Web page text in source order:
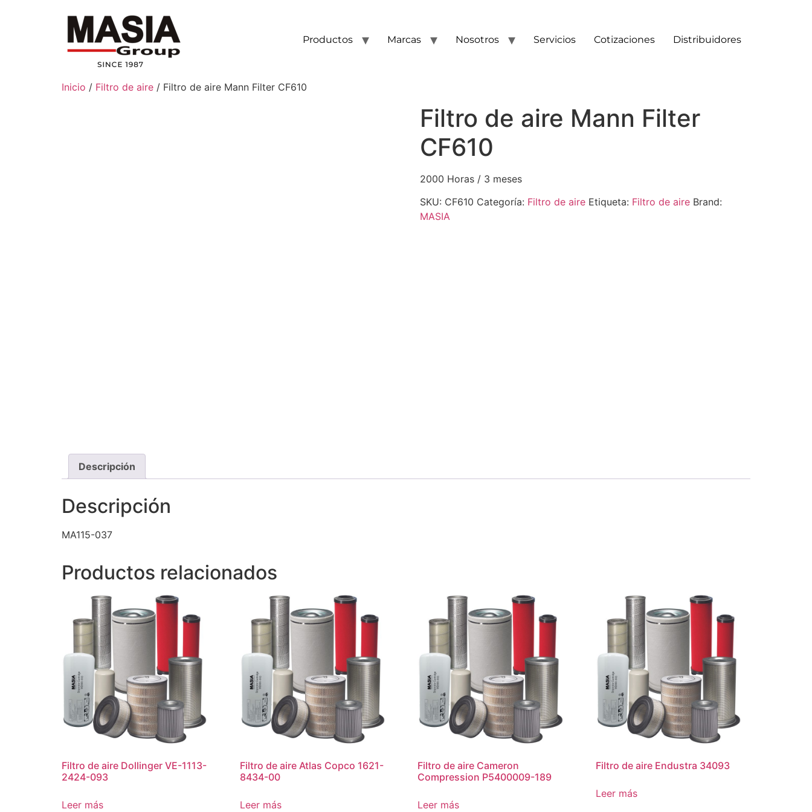
Productos Marcas Nosotros Servicios Cotizaciones Distribuidores
Inicio / Filtro de aire / Filtro de aire Mann Filter CF610
Filtro de aire Mann Filter
CF610
2000 Horas / 3 meses
SKU: CF610 Categoría: Filtro de aire Etiqueta: Filtro de aire Brand:
MASIA
Descripción
Descripción
MA115-037
Productos relacionados
Filtro de aire Dollinger VE-1113-
2424-093
Leer más
Filtro de aire Atlas Copco 1621-
8434-00
Leer más
Filtro de aire Cameron
Compression P5400009-189
Leer más
Filtro de aire Endustra 34093
Leer más